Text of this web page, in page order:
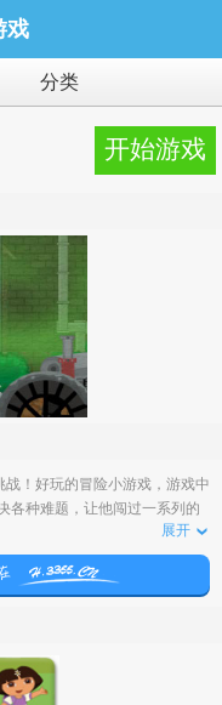
戏
分类
开始游戏
！好玩的冒险小游戏，游戏中
各种难题，让他闯过一系列的
展开